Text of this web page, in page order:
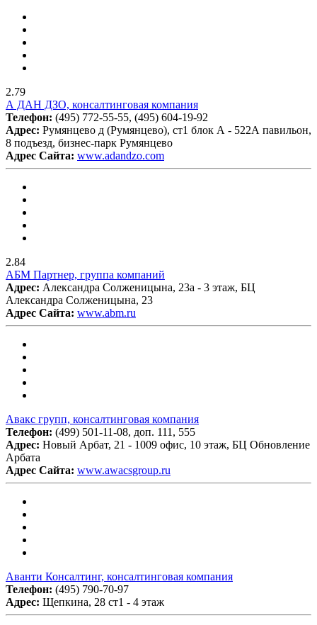
2.79
А ДАН ДЗО, консалтинговая компания
Телефон: (495) 772-55-55, (495) 604-19-92
Адрес: Румянцево д (Румянцево), ст1 блок А - 522А павильон,
8 подъезд, бизнес-парк Румянцево
Адрес Сайта: www.adandzo.com
2.84
АБМ Партнер, группа компаний
Адрес: Александра Солженицына, 23а - 3 этаж, БЦ
Александра Солженицына, 23
Адрес Сайта: www.abm.ru
Авакс групп, консалтинговая компания
Телефон: (499) 501-11-08, доп. 111, 555
Адрес: Новый Арбат, 21 - 1009 офис, 10 этаж, БЦ Обновление
Арбата
Адрес Сайта: www.awacsgroup.ru
Аванти Консалтинг, консалтинговая компания
Телефон: (495) 790-70-97
Адрес: Щепкина, 28 ст1 - 4 этаж